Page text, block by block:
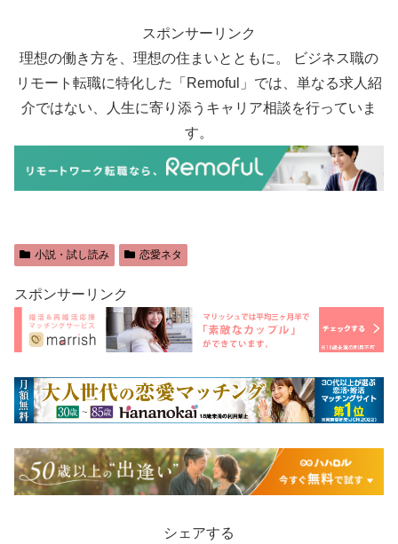
スポンサーリンク
理想の働き方を、理想の住まいとともに。 ビジネス職の
リモート転職に特化した「Remoful」では、単なる求人紹
介ではない、人生に寄り添うキャリア相談を行っていま
す。
小説・試し読み 恋愛ネタ
スポンサーリンク
シェアする